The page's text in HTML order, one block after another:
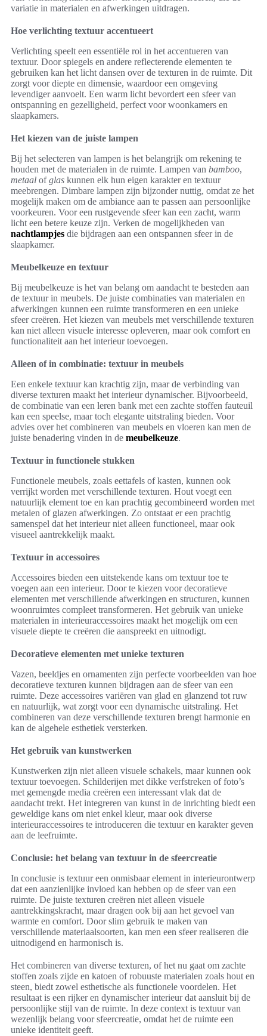
variatie in materialen en afwerkingen uitdragen.
Hoe verlichting textuur accentueert
Verlichting speelt een essentiële rol in het accentueren van
textuur. Door spiegels en andere reflecterende elementen te
gebruiken kan het licht dansen over de texturen in de ruimte. Dit
zorgt voor diepte en dimensie, waardoor een omgeving
levendiger aanvoelt. Een warm licht bevordert een sfeer van
ontspanning en gezelligheid, perfect voor woonkamers en
slaapkamers.
Het kiezen van de juiste lampen
Bij het selecteren van lampen is het belangrijk om rekening te
houden met de materialen in de ruimte. Lampen van bamboo,
metaal ofglas kunnen elk hun eigen karakter en textuur
meebrengen. Dimbare lampen zijn bijzonder nuttig, omdat ze het
mogelijk maken om de ambiance aan te passen aan persoonlijke
voorkeuren. Voor een rustgevende sfeer kan een zacht, warm
licht een betere keuze zijn. Verken de mogelijkheden van
nachtlampjes die bijdragen aan een ontspannen sfeer in de
slaapkamer.
Meubelkeuze en textuur
Bij meubelkeuze is het van belang om aandacht te besteden aan
de textuur in meubels. De juiste combinaties van materialen en
afwerkingen kunnen een ruimte transformeren en een unieke
sfeer creëren. Het kiezen van meubels met verschillende texturen
kan niet alleen visuele interesse opleveren, maar ook comfort en
functionaliteit aan het interieur toevoegen.
Alleen of in combinatie: textuur in meubels
Een enkele textuur kan krachtig zijn, maar de verbinding van
diverse texturen maakt het interieur dynamischer. Bijvoorbeeld,
de combinatie van een leren bank met een zachte stoffen fauteuil
kan een speelse, maar toch elegante uitstraling bieden. Voor
advies over het combineren van meubels en vloeren kan men de
juiste benadering vinden in de meubelkeuze.
Textuur in functionele stukken
Functionele meubels, zoals eettafels of kasten, kunnen ook
verrijkt worden met verschillende texturen. Hout voegt een
natuurlijk element toe en kan prachtig gecombineerd worden met
metalen of glazen afwerkingen. Zo ontstaat er een prachtig
samenspel dat het interieur niet alleen functioneel, maar ook
visueel aantrekkelijk maakt.
Textuur in accessoires
Accessoires bieden een uitstekende kans om textuur toe te
voegen aan een interieur. Door te kiezen voor decoratieve
elementen met verschillende afwerkingen en structuren, kunnen
woonruimtes compleet transformeren. Het gebruik van unieke
materialen in interieuraccessoires maakt het mogelijk om een
visuele diepte te creëren die aanspreekt en uitnodigt.
Decoratieve elementen met unieke texturen
Vazen, beeldjes en ornamenten zijn perfecte voorbeelden van hoe
decoratieve texturen kunnen bijdragen aan de sfeer van een
ruimte. Deze accessoires variëren van glad en glanzend tot ruw
en natuurlijk, wat zorgt voor een dynamische uitstraling. Het
combineren van deze verschillende texturen brengt harmonie en
kan de algehele esthetiek versterken.
Het gebruik van kunstwerken
Kunstwerken zijn niet alleen visuele schakels, maar kunnen ook
textuur toevoegen. Schilderijen met dikke verfstreken of foto’s
met gemengde media creëren een interessant vlak dat de
aandacht trekt. Het integreren van kunst in de inrichting biedt een
geweldige kans om niet enkel kleur, maar ook diverse
interieuraccessoires te introduceren die textuur en karakter geven
aan de leefruimte.
Conclusie: het belang van textuur in de sfeercreatie
In conclusie is textuur een onmisbaar element in interieurontwerp
dat een aanzienlijke invloed kan hebben op de sfeer van een
ruimte. De juiste texturen creëren niet alleen visuele
aantrekkingskracht, maar dragen ook bij aan het gevoel van
warmte en comfort. Door slim gebruik te maken van
verschillende materiaalsoorten, kan men een sfeer realiseren die
uitnodigend en harmonisch is.
Het combineren van diverse texturen, of het nu gaat om zachte
stoffen zoals zijde en katoen of robuuste materialen zoals hout en
steen, biedt zowel esthetische als functionele voordelen. Het
resultaat is een rijker en dynamischer interieur dat aansluit bij de
persoonlijke stijl van de ruimte. In deze context is textuur van
wezenlijk belang voor sfeercreatie, omdat het de ruimte een
unieke identiteit geeft.